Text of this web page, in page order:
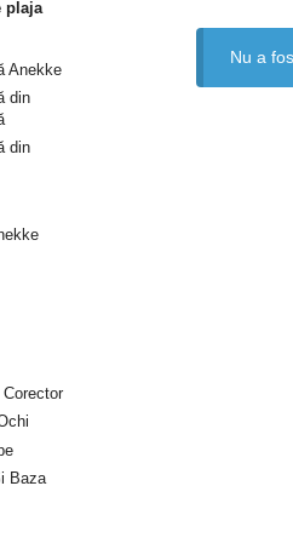
Nu a
plaja
Anekke
din
din
Baza